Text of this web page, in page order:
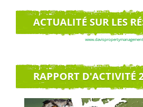
ACTUALITÉ SUR LES
RAPPORT D'ACTIVITÉ